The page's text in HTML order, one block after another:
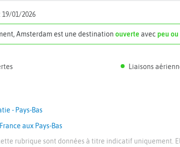
19/01/2026
Amsterdam est une destination ouverte avec peu
Liaisons
- Pays-Bas
aux Pays-Bas
rubrique sont données à titre indicatif uniquement.